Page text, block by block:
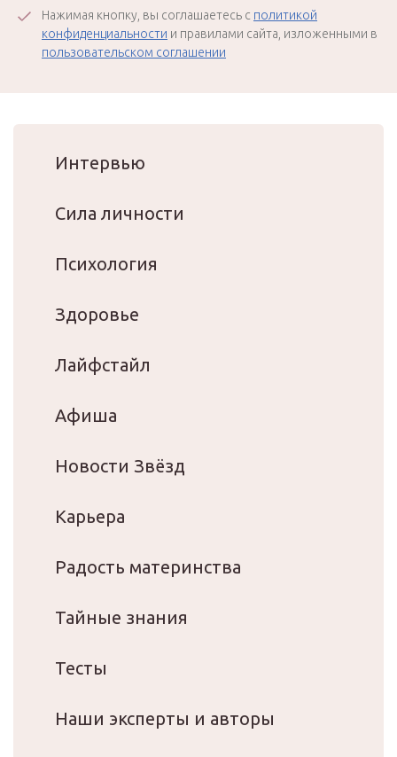
Нажимая кнопку, вы соглашаетесь с политикой
конфиденциальности и правилами сайта, изложенными в
пользовательском соглашении
Интервью
Сила личности
Психология
Здоровье
Лайфстайл
Афиша
Новости Звёзд
Карьера
Радость материнства
Тайные знания
Тесты
Наши эксперты и авторы